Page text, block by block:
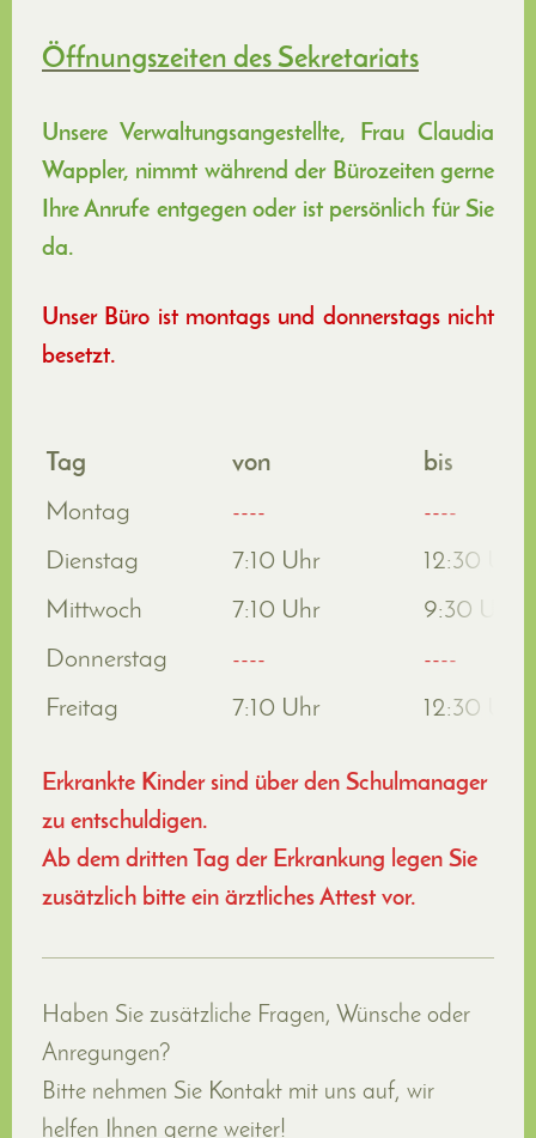
Öffnungszeiten des Sekretariats
Unsere Verwaltungsangestellte, Frau Claudia
Wappler, nimmt während der Bürozeiten gerne
Ihre Anrufe entgegen oder ist persönlich für Sie
da.
Unser Büro ist montags und donnerstags nicht
besetzt.
Tag von
bis
Montag
----
----
Dienstag
7:10 Uhr
12:30 Uhr
Mittwoch
7:10 Uhr
9:30 Uhr
Donnerstag
----
----
Freitag
7:10 Uhr 12:30 Uhr
Erkrankte Kinder sind über den Schulmanager
zu entschuldigen.
Ab dem dritten Tag der Erkrankung legen Sie
zusätzlich bitte ein ärztliches Attest vor.
Haben Sie zusätzliche Fragen, Wünsche oder
Anregungen?
Bitte nehmen Sie Kontakt mit uns auf, wir
helfen Ihnen gerne weiter!